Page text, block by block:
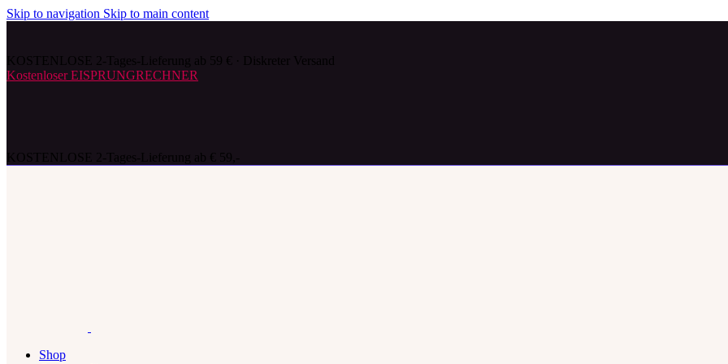
Skip to navigation Skip to main content
Kostenloser EISPRUNGRECHNER
Shop